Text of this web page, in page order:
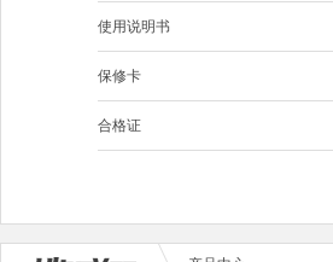
使用说明书
保修卡
合格证